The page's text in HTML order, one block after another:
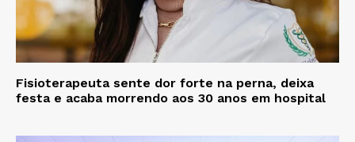
Fisioterapeuta sente dor forte na perna, deixa
festa e acaba morrendo aos 30 anos em hospital